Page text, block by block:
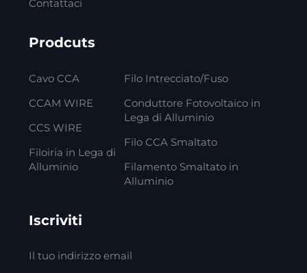
Contattaci
Prodcuts
Cavo CCA
CCAM WIRE
CCS WIRE
Filoiria in Lega di
Alluminio
Filo Intrecciato/Fuso
Conduttore Fotovoltaico in
Lega di Alluminio
Filo CCA Smaltato
Filamento Smaltato in
Alluminio
Iscriviti
Il tuo indirizzo email